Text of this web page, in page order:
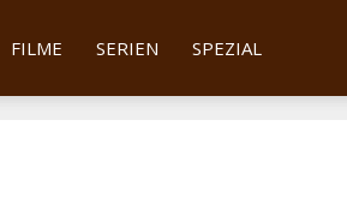
FILME SERIEN SPEZIAL